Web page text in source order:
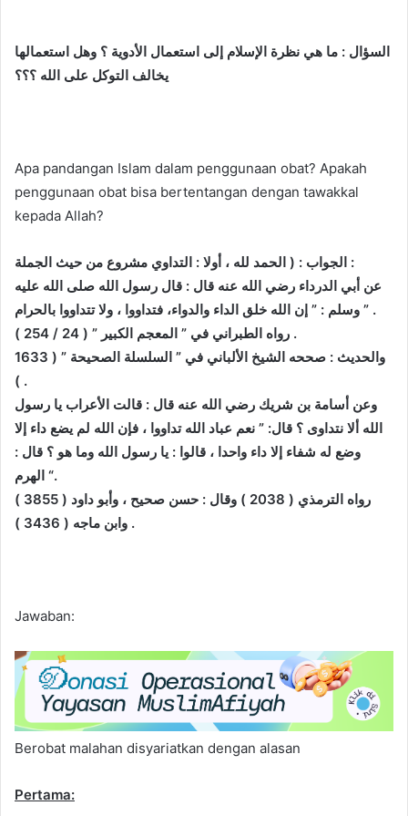
السؤال : ما هي نظرة الإسلام إلى استعمال الأدوية ؟ وهل استعمالها
يخالف التوكل على الله ؟؟؟
Apa pandangan Islam dalam penggunaan obat? Apakah
penggunaan obat bisa bertentangan dengan tawakkal
kepada Allah?
الجواب : ( الحمد لله ، أولا : التداوي مشروع من حيث الجملة :
عن أبي الدرداء رضي الله عنه قال : قال رسول الله صلى الله عليه
وسلم : ” إن الله خلق الداء والدواء، فتداووا ، ولا تتداووا بالحرام ” .
رواه الطبراني في ” المعجم الكبير ” ( 24 / 254 ) .
والحديث : صححه الشيخ الألباني في ” السلسلة الصحيحة ” ( 1633
) .
وعن أسامة بن شريك رضي الله عنه قال : قالت الأعراب يا رسول
الله ألا نتداوى ؟ قال: ” نعم عباد الله تداووا ، فإن الله لم يضع داء إلا
وضع له شفاء إلا داء واحدا ، قالوا : يا رسول الله وما هو ؟ قال :
الهرم “.
رواه الترمذي ( 2038 ) وقال : حسن صحيح ، وأبو داود ( 3855 )
وابن ماجه ( 3436 ) .
Jawaban:
Berobat malahan disyariatkan dengan alasan
Pertama: